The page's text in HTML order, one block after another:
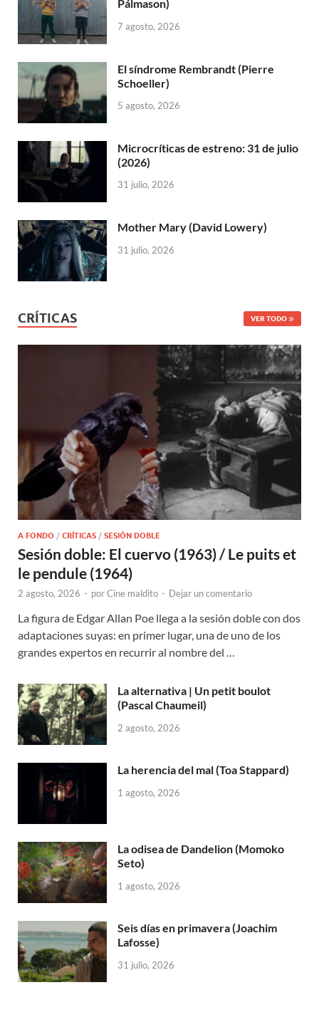
Pálmason)
7 agosto, 2026
El síndrome Rembrandt (Pierre
Schoeller)
5 agosto, 2026
Microcríticas de estreno: 31 de julio
(2026)
31 julio, 2026
Mother Mary (David Lowery)
31 julio, 2026
CRÍTICAS VER TODO
A FONDO / CRÍTICAS / SESIÓN DOBLE
Sesión doble: El cuervo (1963) / Le puits et
le pendule (1964)
2 agosto, 2026 - porCine maldito - Dejar un comentario
La figura de Edgar Allan Poe llega a la sesión doble con dos
adaptaciones suyas: en primer lugar, una de uno de los
grandes expertos en recurrir al nombre del …
La alternativa | Un petit boulot
(Pascal Chaumeil)
2 agosto, 2026
La herencia del mal (Toa Stappard)
1 agosto, 2026
La odisea de Dandelion (Momoko
Seto)
1 agosto, 2026
Seis días en primavera (Joachim
Lafosse)
31 julio, 2026